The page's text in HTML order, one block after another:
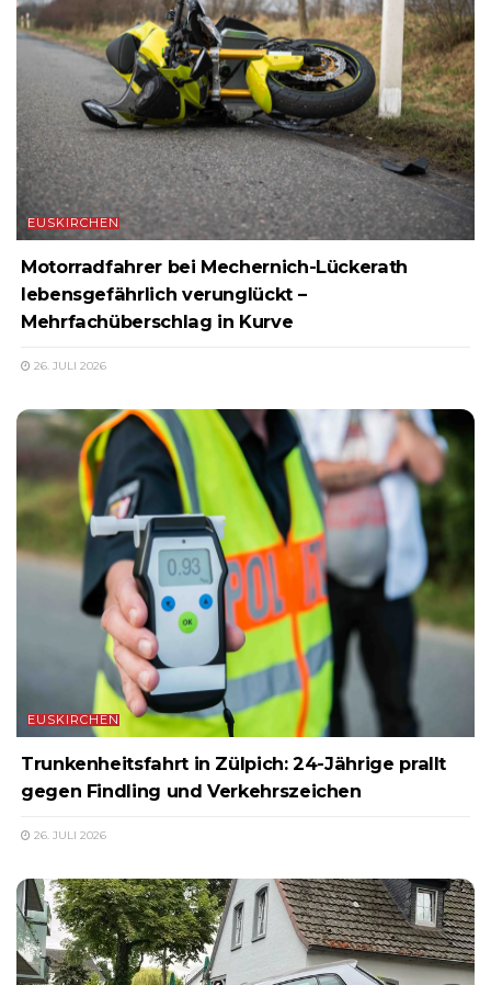
EUSKIRCHEN
Motorradfahrer bei Mechernich-Lückerath
lebensgefährlich verunglückt –
Mehrfachüberschlag in Kurve
26. JULI 2026
EUSKIRCHEN
Trunkenheitsfahrt in Zülpich: 24-Jährige prallt
gegen Findling und Verkehrszeichen
26. JULI 2026